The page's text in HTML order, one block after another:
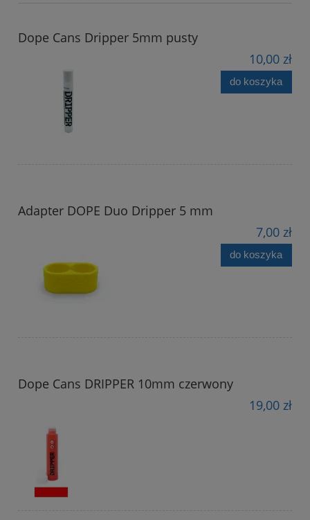
Dope Cans Dripper 5mm pusty
10,00 zł
do koszyka
Adapter DOPE Duo Dripper 5 mm
7,00 zł
do koszyka
Dope Cans DRIPPER 10mm czerwony
19,00 zł